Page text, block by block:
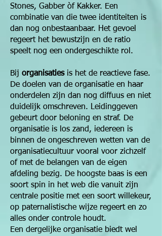
Stones, Gabber òf Kakker. Een
combinatie van die twee identiteiten is
dan nog onbestaanbaar. Het gevoel
regeert het bewustzijn en de ratio
speelt nog een onderge­schikte rol.
Bij organisaties is het de reactieve fase.
De doelen van de organisatie en haar
onderdelen zijn dan nog diffuus en niet
duidelijk omschreven. Leidinggeven
gebeurt door beloning en straf. De
organisatie is los zand, iedereen is
binnen de ongeschreven wetten van de
organisatiecultuur vooral voor zichzelf
of met de belangen van de eigen
afdeling bezig. De hoogste baas is een
soort spin in het web die vanuit zijn
centrale positie met een soort willekeur,
op paternalistische wijze regeert en zo
alles onder controle houdt.
Een dergelijke organisatie biedt wel